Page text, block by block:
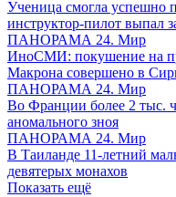
Ученица смогла успешно
инструктор-пилот выпал
ПАНОРАМА 24. Мир
ИноСМИ: покушение на
Макрона совершено в
ПАНОРАМА 24. Мир
Во Франции более 2 тыс.
аномального зноя
ПАНОРАМА 24. Мир
В Таиланде 11-летний
девятерых монахов
Показать ещё